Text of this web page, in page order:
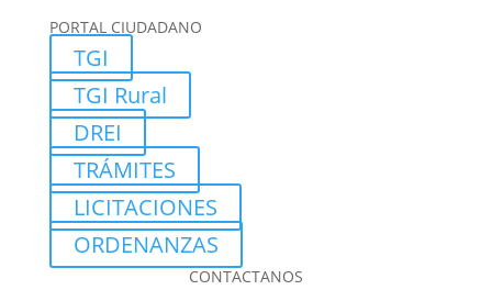
PORTAL CIUDADANO
TGI
TGI Rural
DREI
TRÁMITES
LICITACIONES
ORDENANZAS
CONTACTANOS